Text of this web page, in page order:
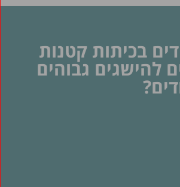
בכיתות קטנות
להישגים גבוהים